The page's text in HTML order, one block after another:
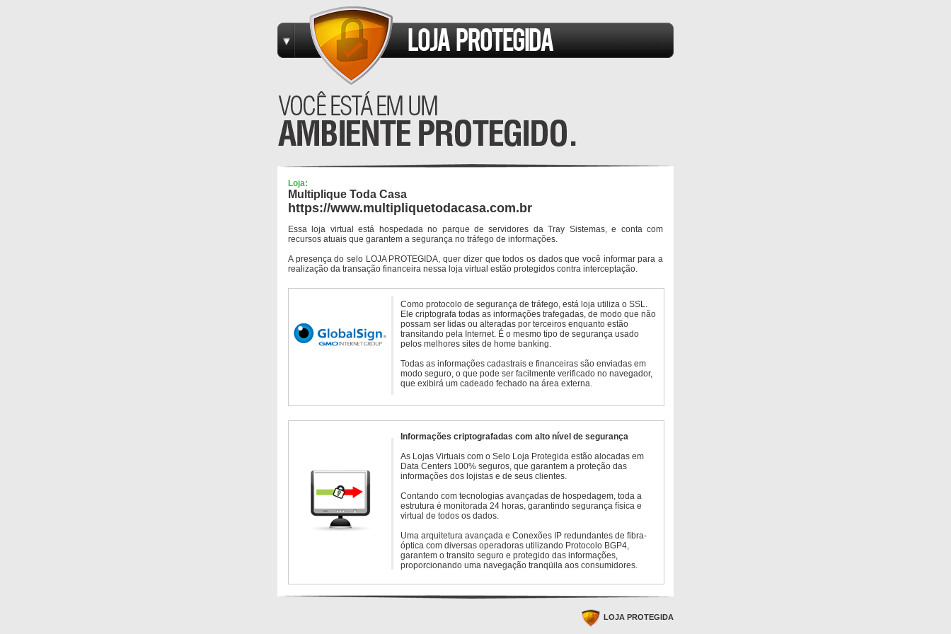
Loja:
Multiplique Toda Casa
https://www.multipliquetodacasa.com.br
Essa loja virtual está hospedada no parque de servidores da Tray Sistemas, e conta com
recursos atuais que garantem a segurança no tráfego de informações.
A presença do selo LOJA PROTEGIDA, quer dizer que todos os dados que você informar para a
realização da transação financeira nessa loja virtual estão protegidos contra interceptação.
Como protocolo de segurança de tráfego, está loja utiliza o SSL.
Ele criptografa todas as informações trafegadas, de modo que não
possam ser lidas ou alteradas por terceiros enquanto estão
transitando pela Internet. É o mesmo tipo de segurança usado
pelos melhores sites de home banking.
Todas as informações cadastrais e financeiras são enviadas em
modo seguro, o que pode ser facilmente verificado no navegador,
que exibirá um cadeado fechado na área externa.
Informações criptografadas com alto nível de segurança
As Lojas Virtuais com o Selo Loja Protegida estão alocadas em
Data Centers 100% seguros, que garantem a proteção das
informações dos lojistas e de seus clientes.
Contando com tecnologias avançadas de hospedagem, toda a
estrutura é monitorada 24 horas, garantindo segurança física e
virtual de todos os dados.
Uma arquitetura avançada e Conexões IP redundantes de fibra-
óptica com diversas operadoras utilizando Protocolo BGP4,
garantem o transito seguro e protegido das informações,
proporcionando uma navegação tranqüila aos consumidores.
LOJA PROTEGIDA